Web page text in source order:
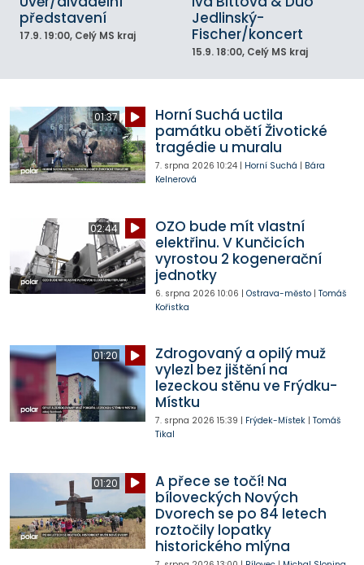
představení
17.9. 19:00, Celý MS kraj
Jedlinský-
Fischer/koncert
15.9. 18:00, Celý MS kraj
01:37
Horní Suchá uctila
památku obětí Životické
tragédie u muralu
7. srpna 2026 10:24| Horní Suchá | Bára
Kelnerová
02:44
OZO bude mít vlastní
elektřinu. V Kunčicích
vyrostou 2 kogenerační
jednotky
6. srpna 2026 10:06 | Ostrava-město| Tomáš
Kořistka
01:20
Zdrogovaný a opilý muž
vylezl bez jištění na
lezeckou stěnu ve Frýdku-
Místku
7. srpna 2026 15:39 | Frýdek-Místek| Tomáš
Tikal
01:20
A přece se točí! Na
bíloveckých Nových
Dvorech se po 84 letech
roztočily lopatky
historického mlýna